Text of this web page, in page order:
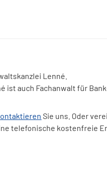
Lenné.
ist auch Fachanwalt für
Sie uns. Oder
telefonische kostenfreie